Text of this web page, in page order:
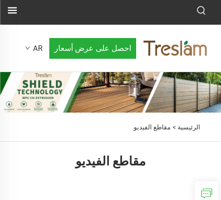
احصل على عرض أسعار AR
الرئيسية > مقاطع الفيديو
مقاطع الفيديو